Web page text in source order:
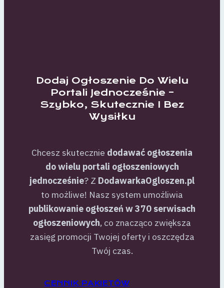
Dodaj Ogłoszenie Do Wielu
Portali Jednocześnie –
Szybko, Skutecznie I Bez
Wysiłku
Chcesz skutecznie dodawać ogłoszenia
do wielu portali ogłoszeniowych
jednocześnie? Z DodawarkaOgloszen.pl
to możliwe! Nasz system umożliwia
publikowanie ogłoszeń w 370 serwisach
ogłoszeniowych, co znacząco zwiększa
zasięg promocji Twojej oferty i oszczędza
Twój czas.
CENNIK PAKIETÓW